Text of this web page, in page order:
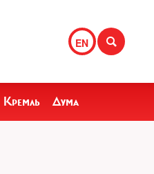
EN
Кремль Дума